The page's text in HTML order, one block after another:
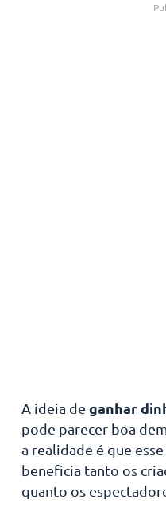
A ideia de ganhar
pode parecer boa
a realidade é que
beneficia tanto os
quanto os